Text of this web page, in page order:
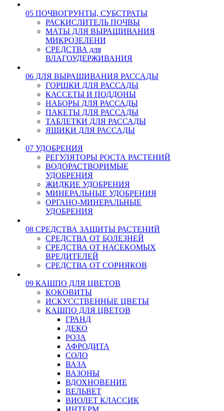
05 ПОЧВОГРУНТЫ, СУБСТРАТЫ
РАСКИСЛИТЕЛЬ ПОЧВЫ
МАТЫ ДЛЯ ВЫРАЩИВАНИЯ
МИКРОЗЕЛЕНИ
СРЕДСТВА для
ВЛАГОУДЕРЖИВАНИЯ
06 ДЛЯ ВЫРАЩИВАНИЯ РАССАДЫ
ГОРШКИ ДЛЯ РАССАДЫ
КАССЕТЫ И ПОДДОНЫ
НАБОРЫ ДЛЯ РАССАДЫ
ПАКЕТЫ ДЛЯ РАССАДЫ
ТАБЛЕТКИ ДЛЯ РАССАДЫ
ЯЩИКИ ДЛЯ РАССАДЫ
07 УДОБРЕНИЯ
РЕГУЛЯТОРЫ РОСТА РАСТЕНИЙ
ВОДОРАСТВОРИМЫЕ
УДОБРЕНИЯ
ЖИДКИЕ УДОБРЕНИЯ
МИНЕРАЛЬНЫЕ УДОБРЕНИЯ
ОРГАНО-МИНЕРАЛЬНЫЕ
УДОБРЕНИЯ
08 СРЕДСТВА ЗАЩИТЫ РАСТЕНИЙ
СРЕДСТВА ОТ БОЛЕЗНЕЙ
СРЕДСТВА ОТ НАСЕКОМЫХ
ВРЕДИТЕЛЕЙ
СРЕДСТВА ОТ СОРНЯКОВ
09 КАШПО ДЛЯ ЦВЕТОВ
КОКОВИТЫ
ИСКУССТВЕННЫЕ ЦВЕТЫ
КАШПО ДЛЯ ЦВЕТОВ
ГРАНД
ДЕКО
РОЗА
АФРОДИТА
СОЛО
ВАЗА
ВАЗОНЫ
ВДОХНОВЕНИЕ
ВЕЛЬВЕТ
ВИОЛЕТ КЛАССИК
ИНТЕРМ